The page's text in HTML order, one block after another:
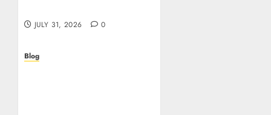
JULY 31, 2026 0
Blog